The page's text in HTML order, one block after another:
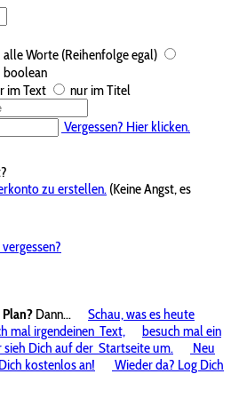
alle Worte (Reihenfolge egal)
boolean
im Text
nur im Titel
Vergessen? Hier klicken.
zu erstellen. (Keine Angst, es
Dann...
Schau, was es heute
mal irgendeinen Text,
besuch mal ein
sieh Dich auf der Startseite um.
Neu
kostenlos an!
Wieder da? Log Dich